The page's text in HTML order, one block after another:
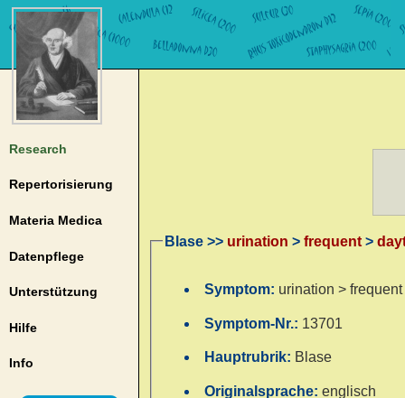
Research
Repertorisierung
Materia Medica
Datenpflege
Unterstützung
Hilfe
Info
Blase >> urination > frequent >
Symptom: urination >
Symptom-Nr.: 13701
Hauptrubrik: Blase
Originalsprache:englisch